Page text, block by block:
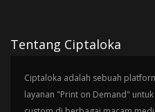
Tentang Ciptaloka
Ciptaloka adalah sebuah
layanan "Print on Demand"